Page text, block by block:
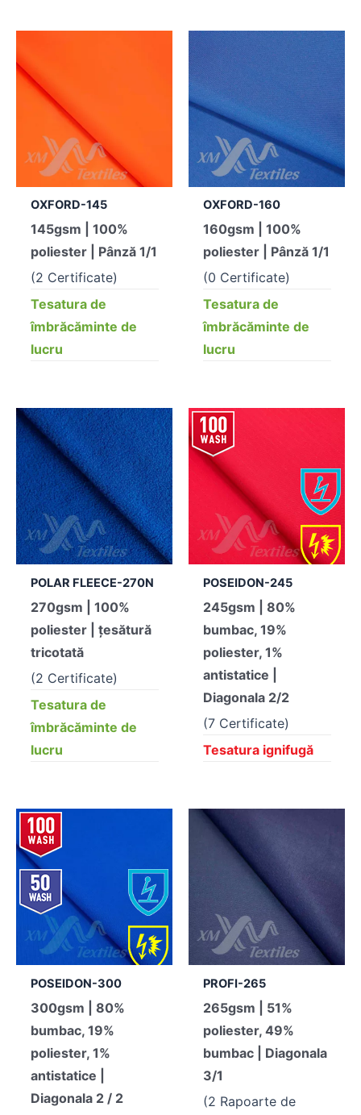
OXFORD-145
145gsm | 100%
poliester | Pânză 1/1
(2 Certificate)
Tesatura de
îmbrăcăminte de
lucru
OXFORD-160
160gsm | 100%
poliester | Pânză 1/1
(0 Certificate)
Tesatura de
îmbrăcăminte de
lucru
POLAR FLEECE-270N
270gsm | 100%
poliester | țesătură
tricotată
(2 Certificate)
Tesatura de
îmbrăcăminte de
lucru
POSEIDON-245
245gsm | 80%
bumbac, 19%
poliester, 1%
antistatice |
Diagonala 2/2
(7 Certificate)
Tesatura ignifugă
POSEIDON-300
300gsm | 80%
bumbac, 19%
poliester, 1%
antistatice |
Diagonala 2 / 2
PROFI-265
265gsm | 51%
poliester, 49%
bumbac | Diagonala
3/1
(2 Rapoarte de